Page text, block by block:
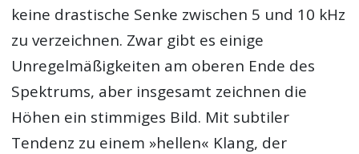
keine drastische Senke zwischen 5 und 10 kHz
zu verzeichnen. Zwar gibt es einige
Unregelmäßigkeiten am oberen Ende des
Spektrums, aber insgesamt zeichnen die
Höhen ein stimmiges Bild. Mit subtiler
Tendenz zu einem »hellen« Klang, der